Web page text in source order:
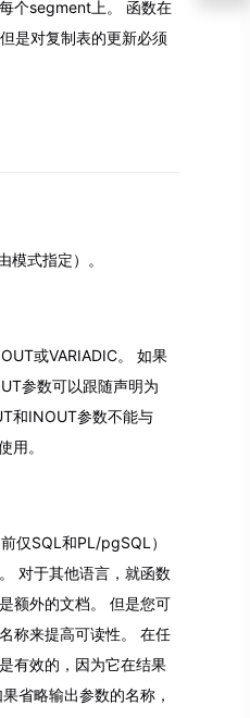
个segment上。 函数在
是对复制表的更新必须
模式指定）。
或VARIADIC。 如果
参数可以跟随声明为
和INOUT参数不能与
用。
仅SQL和PL/pgSQL）
对于其他语言，就函数
额外的文档。 但是您可
称来提高可读性。 在任
有效的，因为它在结果
省略输出参数的名称，